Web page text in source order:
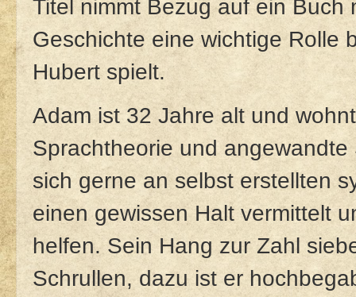
Titel nimmt Bezug auf ein
Geschichte eine wichtige Rolle
Hubert spielt.
Adam ist 32 Jahre alt und
Sprachtheorie und
sich gerne an selbst erstellten
einen gewissen Halt vermittelt
helfen. Sein Hang zur Zahl
Schrullen, dazu ist er